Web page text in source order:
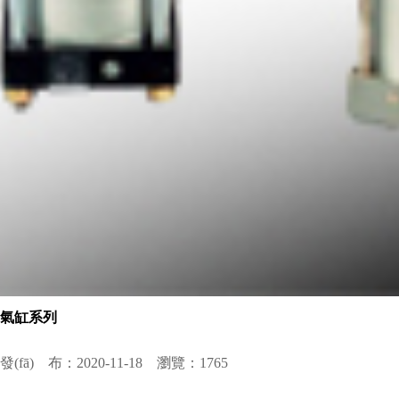
氣缸系列
發(fā) 布：2020-11-18 瀏覽：1765